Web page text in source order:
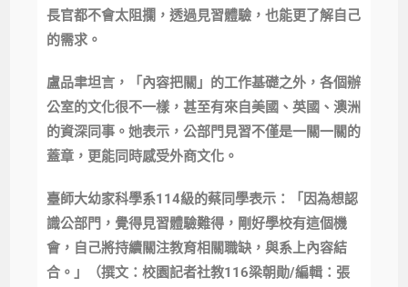
長官都不會太阻攔，透過見習體驗，也能更了解自己
的需求。
盧品聿坦言，「內容把關」的工作基礎之外，各個辦
公室的文化很不一樣，甚至有來自美國、英國、澳洲
的資深同事。她表示，公部門見習不僅是一關一關的
蓋章，更能同時感受外商文化。
臺師大幼家科學系114級的蔡同學表示：「因為想認
識公部門，覺得見習體驗難得，剛好學校有這個機
會，自己將持續關注教育相關職缺，與系上內容結
合。」（撰文：校園記者社教116梁朝勛/編輯：張